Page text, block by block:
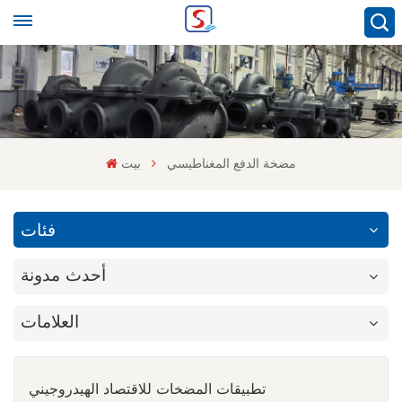
بيت مضخة الدفع المغناطيسي
فئات
أحدث مدونة
العلامات
تطبيقات المضخات للاقتصاد الهيدروجيني